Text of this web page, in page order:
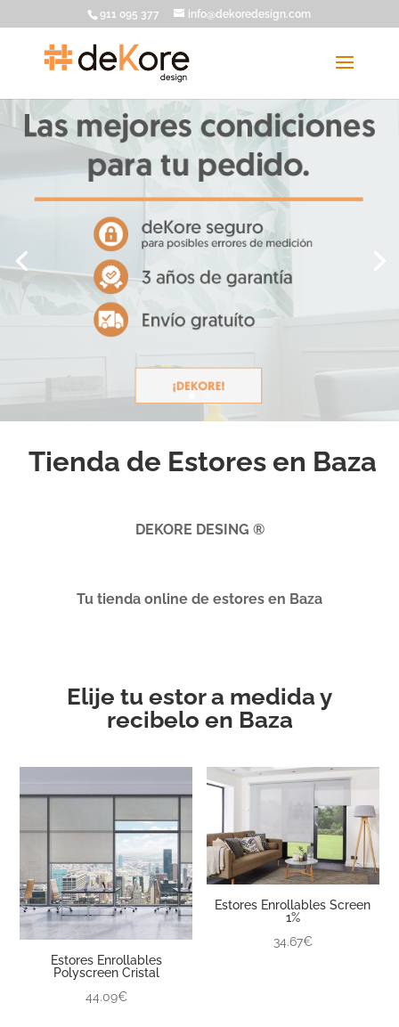
911 095 377 info@dekoredesign.com
Tienda de Estores en Baza
DEKORE DESING ®
Tu tienda online de estores en Baza
Elije tu estor a medida y
recibelo en Baza
Estores Enrollables
Polyscreen Cristal
44.09€
Estores Enrollables Screen
1%
34.67€